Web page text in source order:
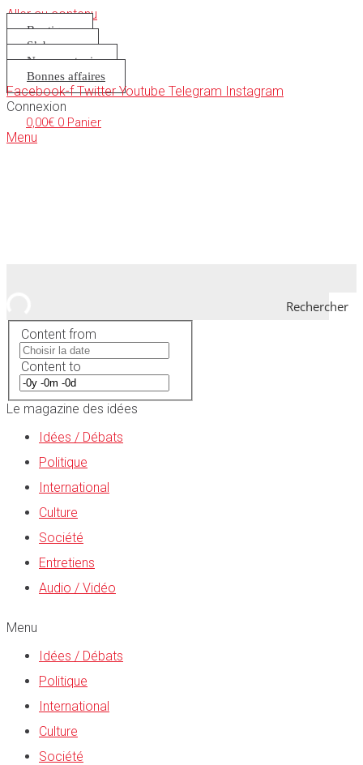
Aller au contenu
Boutique
S’abonner
Nous soutenir
Bonnes affaires
Facebook-f Twitter Youtube Telegram Instagram
Connexion
0,00€ 0 Panier
Menu
Rechercher
Content from
Content to
Le magazine des idées
Idées / Débats
Politique
International
Culture
Société
Entretiens
Audio / Vidéo
Menu
Idées / Débats
Politique
International
Culture
Société